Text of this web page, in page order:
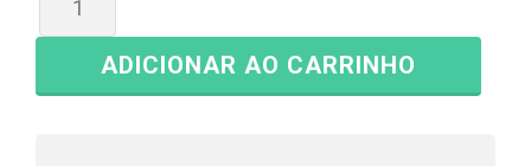
ADICIONAR AO CARRINHO